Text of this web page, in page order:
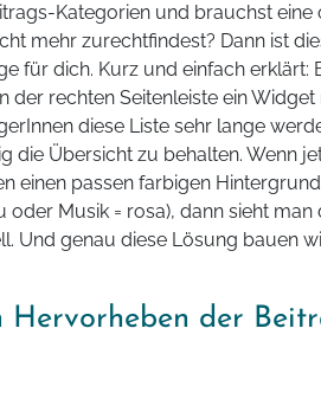
Kategorien und brauchst eine
mehr zurechtfindest? Dann ist
für dich. Kurz und einfach erklärt:
der rechten Seitenleiste ein
diese Liste sehr lange
die Übersicht zu behalten. Wenn
einen passen farbigen
oder Musik = rosa), dann sieht man
Und genau diese Lösung bauen
Hervorheben der